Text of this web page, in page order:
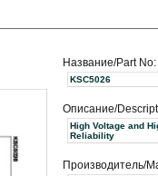
Название/Part No:
KSC5026
Описание/
High Voltage and
Reliability
Производитель/